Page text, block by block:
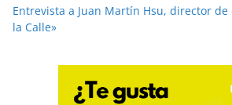
Entrevista a Juan Martín Hsu, director de
la Calle»